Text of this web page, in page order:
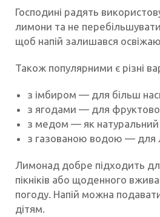
Господині радять
лимони та не перебільшувати
щоб напій залишався
Також популярними є різні
з імбиром — для більш
з ягодами — для
з медом — як натуральний
з газованою водою — для
Лимонад добре підходить для
пікніків або щоденного
погоду. Напій можна
дітям.